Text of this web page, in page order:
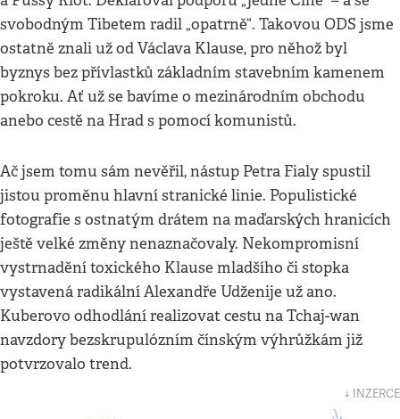
svobodným Tibetem radil „opatrně“. Takovou ODS jsme
ostatně znali už od Václava Klause, pro něhož byl
byznys bez přívlastků základním stavebním kamenem
pokroku. Ať už se bavíme o mezinárodním obchodu
anebo cestě na Hrad s pomocí komunistů.
Ač jsem tomu sám nevěřil, nástup Petra Fialy spustil
jistou proměnu hlavní stranické linie. Populistické
fotografie s ostnatým drátem na maďarských hranicích
ještě velké změny nenaznačovaly. Nekompromisní
vystrnadění toxického Klause mladšího či stopka
vystavená radikální Alexandře Udženije už ano.
Kuberovo odhodlání realizovat cestu na Tchaj-wan
navzdory bezskrupulózním čínským výhrůžkám již
potvrzovalo trend.
↓ INZERCE